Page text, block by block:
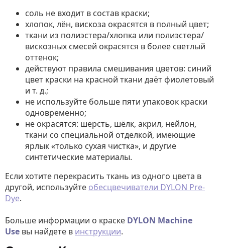
соль не входит в состав краски;
хлопок, лён, вискоза окрасятся в полный цвет;
ткани из полиэстера/хлопка или полиэстера/
вискозных смесей окрасятся в более светлый
оттенок;
действуют правила смешивания цветов: синий
цвет краски на красной ткани даёт фиолетовый
и т. д.;
не используйте больше пяти упаковок краски
одновременно;
не окрасятся: шерсть, шёлк, акрил, нейлон,
ткани со специальной отделкой, имеющие
ярлык «только сухая чистка», и другие
синтетические материалы.
Если хотите перекрасить ткань из одного цвета в
другой, используйте обесцвечиватели DYLON Pre-
Dye.
Больше информации о краске DYLON Machine
Use вы найдете в инструкции.